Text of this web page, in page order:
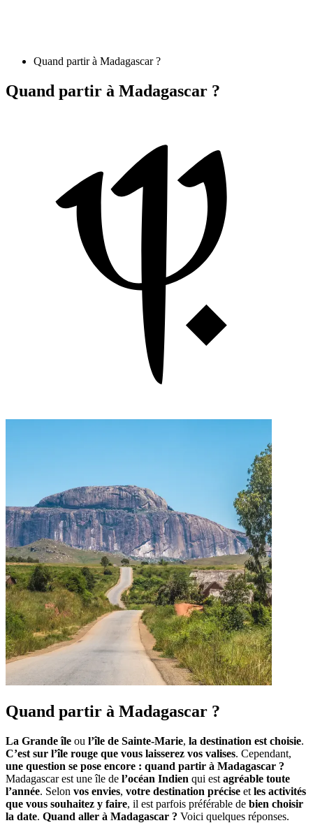
Quand partir à Madagascar ?
Quand partir à Madagascar ?
Quand partir à Madagascar ?
La Grande île ou l’île de Sainte-Marie, la destination est choisie.
C’est sur l’île rouge que vous laisserez vos valises. Cependant,
une question se pose encore : quand partir à Madagascar ?
Madagascar est une île de l’océan Indien qui est agréable toute
l’année. Selon vos envies, votre destination précise et les activités
que vous souhaitez y faire, il est parfois préférable de bien choisir
la date. Quand aller à Madagascar ? Voici quelques réponses.